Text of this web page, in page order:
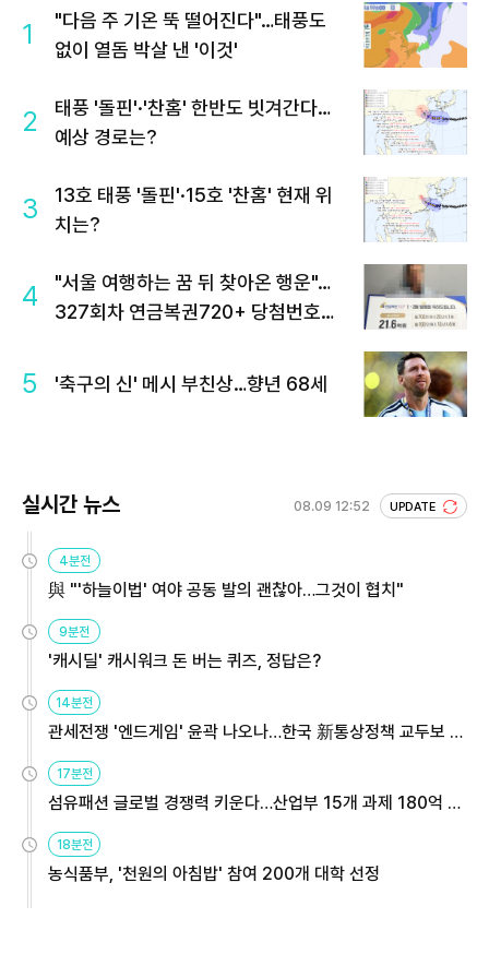
1
"다음 주 기온 뚝 떨어진다"…태풍도
없이 열돔 박살 낸 '이것'
2
태풍 '돌핀'·'찬홈' 한반도 빗겨간다…
예상 경로는?
3
13호 태풍 '돌핀'·15호 '찬홈' 현재 위
치는?
4
"서울 여행하는 꿈 뒤 찾아온 행운"…
327회차 연금복권720+ 당첨번호조
5 '축구의 신' 메시 부친상…향년 68세
실시간 뉴스 08.09 12:52 UPDATE
4분전
與 "'하늘이법' 여야 공동 발의 괜찮아…그것이 협치"
9분전
'캐시딜' 캐시워크 돈 버는 퀴즈, 정답은?
14분전
관세전쟁 '엔드게임' 윤곽 나오나…한국 新통상정책 교두보 활
17분전
섬유패션 글로벌 경쟁력 키운다…산업부 15개 과제 180억 지
18분전
농식품부, '천원의 아침밥' 참여 200개 대학 선정